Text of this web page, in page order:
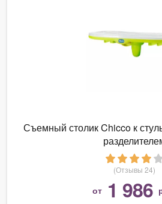
Съемный столик Chicco к
(Отзывы 24)
от 1 986